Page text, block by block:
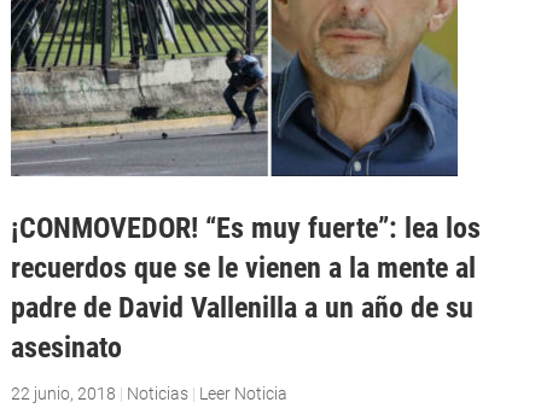
¡CONMOVEDOR! “Es muy fuerte”: lea los
recuerdos que se le vienen a la mente al
padre de David Vallenilla a un año de su
asesinato
22 junio, 2018 | Noticias | Leer Noticia